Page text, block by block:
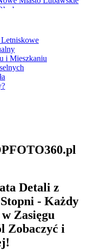
Nida
i Mieszkaniu
Detali z
- Każdy
Zasięgu
Zobaczyć i